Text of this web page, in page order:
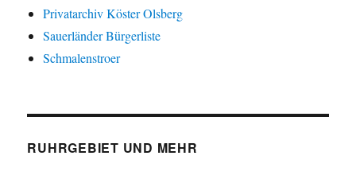
Privatarchiv Köster Olsberg
Sauerländer Bürgerliste
Schmalenstroer
RUHRGEBIET UND MEHR